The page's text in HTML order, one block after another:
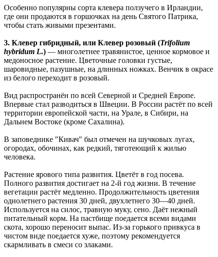
Особенно популярны сорта клевера ползучего в Ирландии,
где они продаются в горшочках на день Святого Патрика,
чтобы стать живыми презентами.
3. Клевер гибридный, или Клевер розовый (Trifolium
hybridum L.) — многолетнее травянистое, ценное кормовое и
медоносное растение. Цветочные головки густые,
шаровидные, пазушные, на длинных ножках. Венчик в окрасе
из белого переходит в розовый.
Вид распространён по всей Северной и Средней Европе.
Впервые стал разводиться в Швеции. В России растёт по всей
территории европейской части, на Урале, в Сибири, на
Дальнем Востоке (кроме Сахалина).
В заповеднике "Кивач" был отмечен на шучковых лугах,
огородах, обочинах, как редкий, тяготеющий к жилью
человека.
Растение ярового типа развития. Цветёт в год посева.
Полного развития достигает на 2-й год жизни. В течение
вегетации растёт медленно. Продолжительность цветения
однолетнего растения 30 дней, двухлетнего 30—40 дней.
Используется на силос, травную муку, сено. Даёт нежный
питательный корм. На пастбище поедается всеми видами
скота, хорошо переносит выпас. Из-за горького привкуса в
чистом виде поедается хуже, поэтому рекомендуется
скармливать в смеси со злаками.